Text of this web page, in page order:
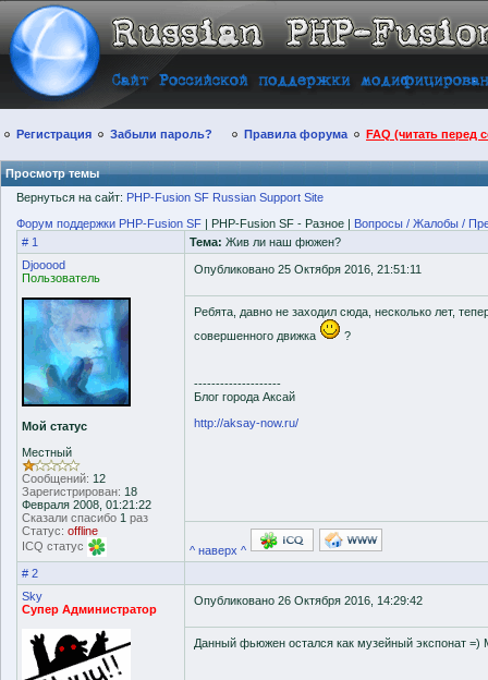
Регистрация Забыли пароль? Правила форума FAQ (читать перед
Просмотр темы
Вернуться на сайт: PHP-Fusion SF Russian Support Site
Форум поддержки PHP-Fusion SF | PHP-Fusion SF - Разное | Вопросы / Жалобы /
# 1
Тема: Жив ли наш фюжен?
Djooood
Пользователь
Мой статус
Местный
Сообщений: 12
Зарегистрирован: 18
Февраля 2008, 01:21:22
Сказали спасибо 1 раз
Статус: offline
ICQ статус
Опубликовано 25 Октября 2016, 21:51:11
Ребята, давно не заходил сюда, несколько лет,
совершенного движка
?
--------------------
Блог города Аксай
http://aksay-now.ru/
^ наверх ^
# 2
Sky
Супер Администратор
Опубликовано 26 Октября 2016, 14:29:42
Данный фьюжен остался как музейный экспонат =)